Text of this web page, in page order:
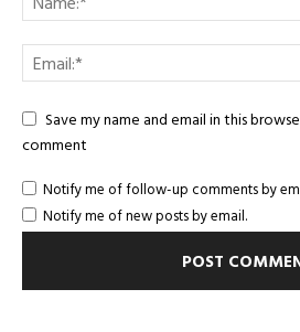
Save my name and email in this
comment
Notify me of follow-up comments by
Notify me of new posts by email.